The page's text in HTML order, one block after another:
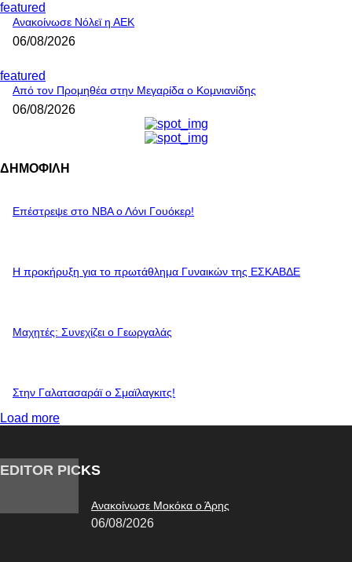
featured
Ανακοίνωσε Νόλεϊ η ΑΕΚ
06/08/2026
featured
Από τον Προμηθέα στην Μεγαρίδα ο Κομνιανίδης
06/08/2026
ΔΗΜΟΦΙΛΗ
Επέστρεψε στο ΝΒΑ ο Λόνι Γουόκερ!
Η προκήρυξη για το πρωτάθλημα Γυναικών της ΕΣΚΑΒΔΕ
Mαχητές: Συνεχίζει ο Γεωργαλάς
Στην Γαλατασαράϊ ο Σμαϊλαγκιτς!
Load more
EDITOR PICKS
Ανακοίνωσε Μοκόκα ο Άρης
06/08/2026